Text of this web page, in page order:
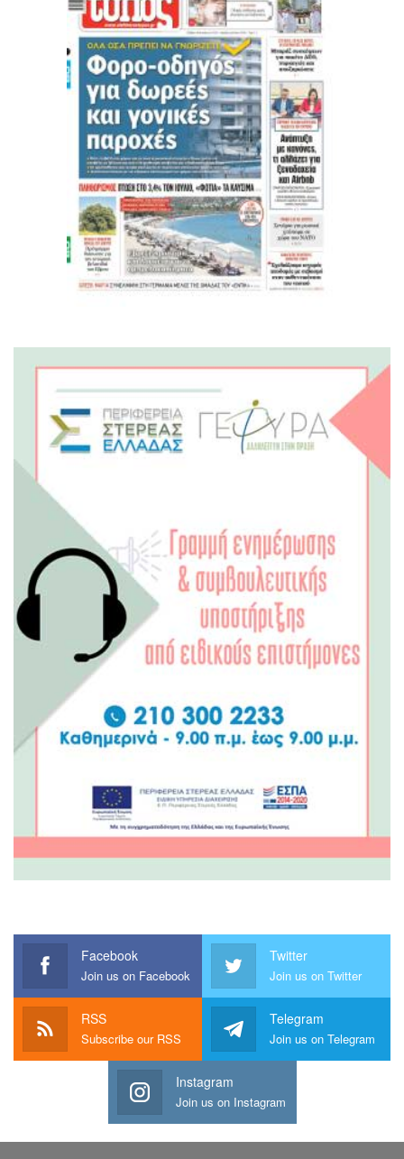
Facebook
Join us on Facebook
Twitter
Join us on Twitter
RSS
Subscribe our RSS
Telegram
Join us on Telegram
Instagram
Join us on Instagram